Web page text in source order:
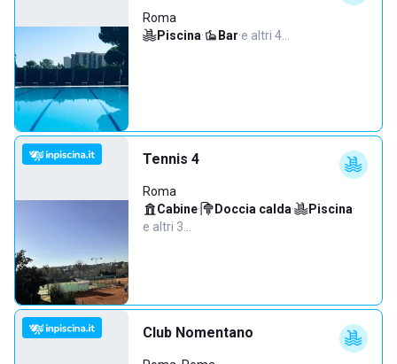
Roma
Piscina· Bar·e altri 4…
Tennis 4
Roma
Cabine· Doccia calda· Piscina·
e altri 3…
Club Nomentano